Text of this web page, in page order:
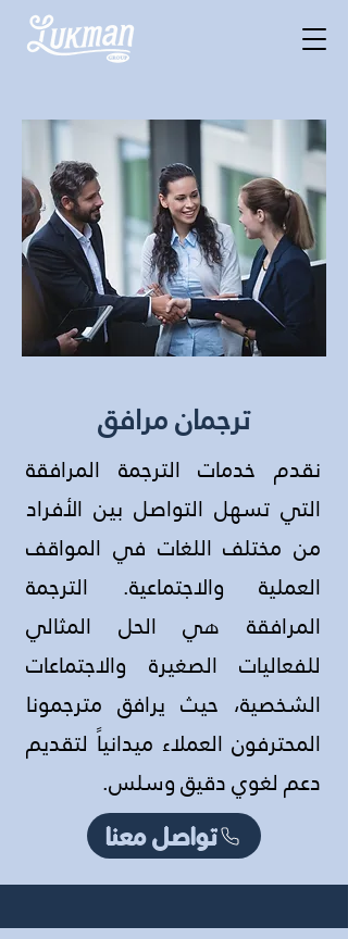
ترجمان مرافق
نقدم خدمات الترجمة المرافقة
التي تسهل التواصل بين الأفراد
من مختلف اللغات في المواقف
العملية والاجتماعية. الترجمة
المرافقة هي الحل المثالي
للفعاليات الصغيرة والاجتماعات
الشخصية، حيث يرافق مترجمونا
المحترفون العملاء ميدانياً لتقديم
دعم لغوي دقيق وسلس.
تواصل معنا